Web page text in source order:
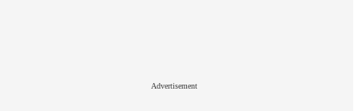
Advertisement